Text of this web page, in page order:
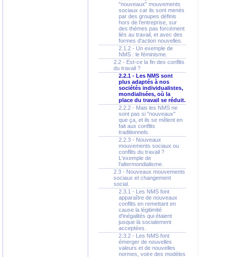
"nouveaux" mouvements
sociaux car ils sont menés
par des groupes définis
hors de l'entreprise, sur
des thèmes pas forcément
liés au travail, et avec des
formes d'action nouvelles.
2.1.2 - Un exemple de
NMS : le féminisme.
2.2 - Est-ce la fin des conflits
du travail ?
2.2.1 - Les NMS sont
plus adaptés à nos
sociétés individualistes,
mondialisées, où la
place du travail se réduit.
2.2.2 - Mais les NMS ne
sont pas si "nouveaux"
que ça, et ils se mêlent en
fait aux conflits
traditionnels.
2.2.3 - Nouveaux
mouvements sociaux ou
conflits du travail ?
L'exemple de
l'altermondialisme.
2.3 - Nouveaux mouvements
sociaux et changement
social.
2.3.1 - Les NMS font
apparaître de nouveaux
conflits en remettant en
cause la légitimité
d'inégalités qui étaient
jusque là socialement
acceptées.
2.3.2 - Les NMS font
émerger de nouvelles
valeurs et de nouvelles
normes, voire des modèles